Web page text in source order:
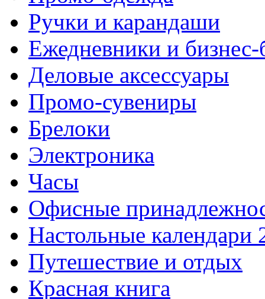
Ручки и карандаши
Ежедневники и
Деловые аксессуары
Промо-сувениры
Брелоки
Электроника
Часы
Офисные
Настольные календари
Путешествие и отдых
Красная книга